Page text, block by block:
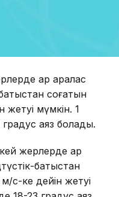
қар аралас
соғатын
жетуі мүмкін. 1
аяз болады.
жерлерде қар
батыстан
с-ке дейін жетуі